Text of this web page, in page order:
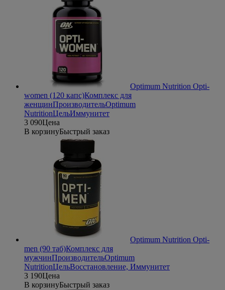
Optimum Nutrition Opti-
women (120 капс)Комплекс для
женщинПроизводительOptimum
NutritionЦельИммунитет
3 090Цена
В корзинуБыстрый заказ
Optimum Nutrition Opti-
men (90 таб)Комплекс для
мужчинПроизводительOptimum
NutritionЦельВосстановление, Иммунитет
3 190Цена
В корзинуБыстрый заказ